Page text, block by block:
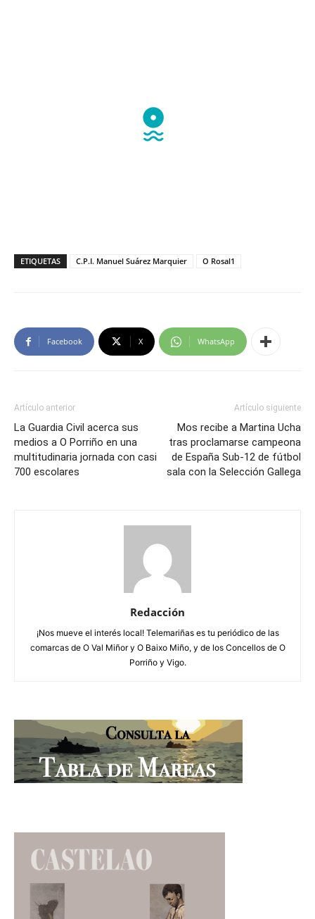
ETIQUETAS C.P.I. Manuel Suárez Marquier O Rosal1
Facebook X WhatsApp
Artículo anterior
La Guardia Civil acerca sus
medios a O Porriño en una
multitudinaria jornada con casi
700 escolares
Artículo siguiente
Mos recibe a Martina Ucha
tras proclamarse campeona
de España Sub-12 de fútbol
sala con la Selección Gallega
Redacción
¡Nos mueve el interés local! Telemariñas es tu periódico de las
comarcas de O Val Miñor y O Baixo Miño, y de los Concellos de O
Porriño y Vigo.